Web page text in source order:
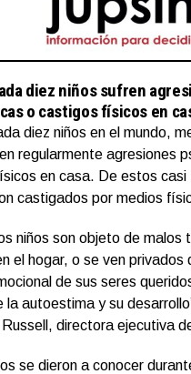
diez niños sufren
o castigos físicos en
diez niños en el mundo,
regularmente agresiones
en casa. De estos casi
castigados por medios
niños son objeto de
el hogar, o se ven privados
de sus seres
la autoestima y su
directora ejecutiva
se dieron a conocer